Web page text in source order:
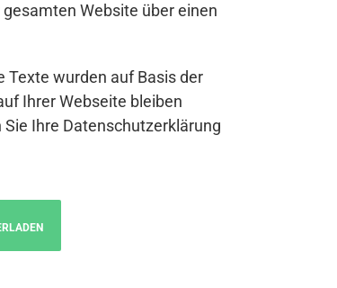
Website über einen
Texte wurden auf Basis der
Ihrer Webseite bleiben
Ihre Datenschutzerklärung